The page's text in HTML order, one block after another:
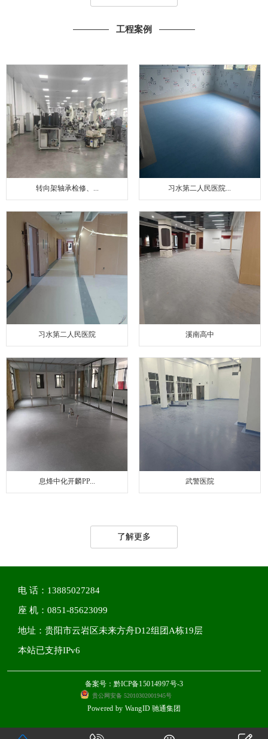
工程案例
转向架轴承检修、... 习水第二人民医院...
习水第二人民医院 溪南高中
息烽中化开麟PP... 武警医院
了解更多
电 话：13885027284
座 机：0851-85623099
地址：贵阳市云岩区未来方舟D12组团A栋19层
本站已支持IPv6
备案号：黔ICP备15014997号-3
贵公网安备 52010302001945号
Powered by WangID 驰通集团